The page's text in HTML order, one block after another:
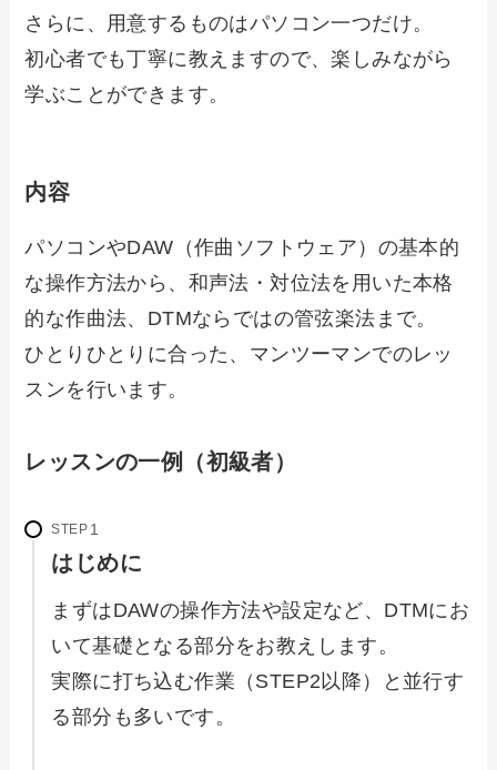
さらに、用意するものはパソコン一つだけ。
初心者でも丁寧に教えますので、楽しみながら
学ぶことができます。
内容
パソコンやDAW（作曲ソフトウェア）の基本的
な操作方法から、和声法・対位法を用いた本格
的な作曲法、DTMならではの管弦楽法まで。
ひとりひとりに合った、マンツーマンでのレッ
スンを行います。
レッスンの一例（初級者）
STEP
はじめに
まずはDAWの操作方法や設定など、DTMにお
いて基礎となる部分をお教えします。
実際に打ち込む作業（STEP2以降）と並行す
る部分も多いです。